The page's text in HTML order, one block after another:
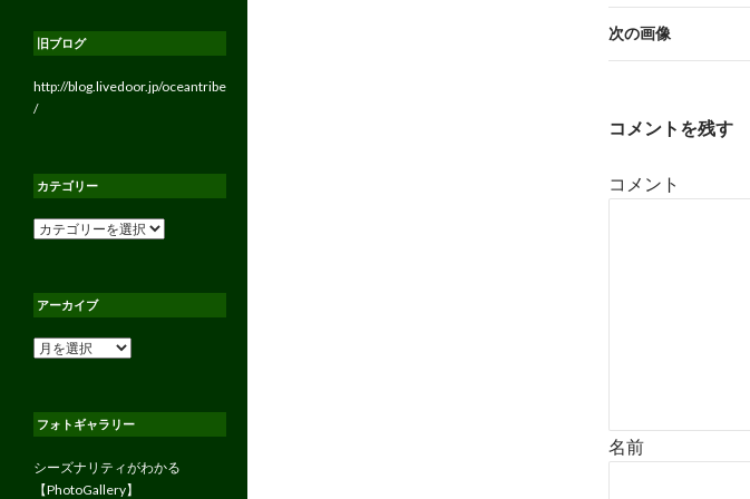
次の画像
コメントを残す
コメント
名前
旧ブログ
http://blog.livedoor.jp/oceantribe
/
カテゴリー
カ
ー
アーカイブ
ア
ブ
フォトギャラリー
シーズナリティがわかる
【PhotoGallery】